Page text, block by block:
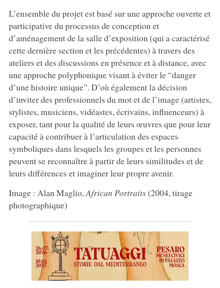
L’ensemble du projet est basé sur une approche ouverte et
participative du processus de conception et
d’aménagement de la salle d’exposition (qui a caractérisé
cette dernière section et les précédentes) à travers des
ateliers et des discussions en présence et à distance, avec
une approche polyphonique visant à éviter le “danger
d’une histoire unique”. D’où également la décision
d’inviter des professionnels du mot et de l’image (artistes,
stylistes, musiciens, vidéastes, écrivains, influenceurs) à
exposer, tant pour la qualité de leurs œuvres que pour leur
capacité à contribuer à l’articulation des espaces
symboliques dans lesquels les groupes et les personnes
peuvent se reconnaître à partir de leurs similitudes et de
leurs différences et imaginer leur propre avenir.
Image : Alan Maglio, African Portraits(2004, tirage
photographique)